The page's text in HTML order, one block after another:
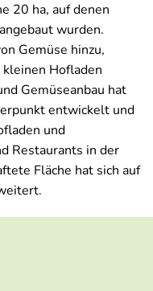
20 ha, auf denen
wurden.
Gemüse hinzu,
Hofladen
Gemüseanbau hat
entwickelt und
und
Restaurants in der
Fläche hat sich auf